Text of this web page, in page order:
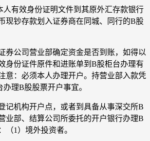
人有效身份证明文件到其原外汇存款银行
现钞存款划入证券商在同城、同行的B股
券公司营业部确定资金是否到账，如得以
身份证件原件和进账单到B股柜台办理有
意：必须本人办理开户。持营业部入款凭
理B股股票开户事宜。
记机构开户点，或者到具备从事深交所B
业部、结算公司所委托的开户银行办理B
（1）境外投资者。